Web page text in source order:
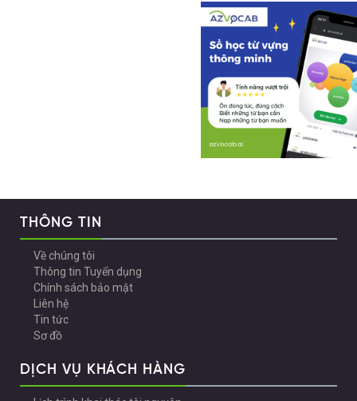
THÔNG TIN
Về chúng tôi
Thông tin Tuyển dụng
Chính sách bảo mật
Liên hệ
Tin tức
Sơ đồ
DỊCH VỤ KHÁCH HÀNG